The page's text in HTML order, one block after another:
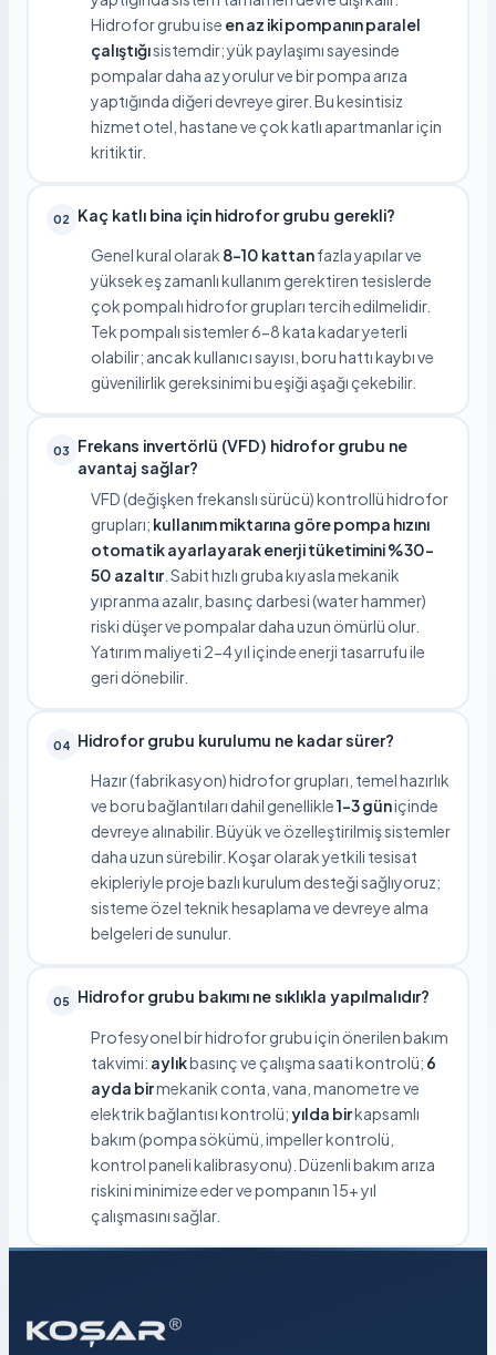
Hidrofor grubu ise en az iki pompanın paralel
çalıştığısistemdir; yük paylaşımı sayesinde
pompalar daha az yorulur ve bir pompa arıza
yaptığında diğeri devreye girer. Bu kesintisiz
hizmet otel, hastane ve çok katlı apartmanlar için
kritiktir.
02 Kaç katlı bina için hidrofor grubu gerekli?
Genel kural olarak 8-10 kattanfazla yapılar ve
yüksek eş zamanlı kullanım gerektiren tesislerde
çok pompalı hidrofor grupları tercih edilmelidir.
Tek pompalı sistemler 6-8 kata kadar yeterli
olabilir; ancak kullanıcı sayısı, boru hattı kaybı ve
güvenilirlik gereksinimi bu eşiği aşağı çekebilir.
03
Frekans invertörlü (VFD) hidrofor grubu ne
avantaj sağlar?
VFD (değişken frekanslı sürücü) kontrollü hidrofor
grupları; kullanım miktarına göre pompa hızını
otomatik ayarlayarak enerji tüketimini %30-
50 azaltır. Sabit hızlı gruba kıyasla mekanik
yıpranma azalır, basınç darbesi (water hammer)
riski düşer ve pompalar daha uzun ömürlü olur.
Yatırım maliyeti 2-4 yıl içinde enerji tasarrufu ile
geri dönebilir.
04 Hidrofor grubu kurulumu ne kadar sürer?
Hazır (fabrikasyon) hidrofor grupları, temel hazırlık
ve boru bağlantıları dahil genellikle1-3 güniçinde
devreye alınabilir. Büyük ve özelleştirilmiş sistemler
daha uzun sürebilir. Koşar olarak yetkili tesisat
ekipleriyle proje bazlı kurulum desteği sağlıyoruz;
sisteme özel teknik hesaplama ve devreye alma
belgeleri de sunulur.
05 Hidrofor grubu bakımı ne sıklıkla yapılmalıdır?
Profesyonel bir hidrofor grubu için önerilen bakım
takvimi: aylıkbasınç ve çalışma saati kontrolü; 6
ayda birmekanik conta, vana, manometre ve
elektrik bağlantısı kontrolü;yılda birkapsamlı
bakım (pompa sökümü, impeller kontrolü,
kontrol paneli kalibrasyonu). Düzenli bakım arıza
riskini minimize eder ve pompanın 15+ yıl
çalışmasını sağlar.